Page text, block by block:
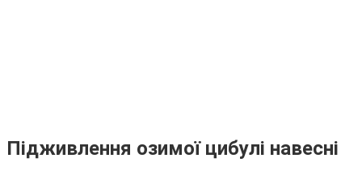
Підживлення озимої цибулі навесні